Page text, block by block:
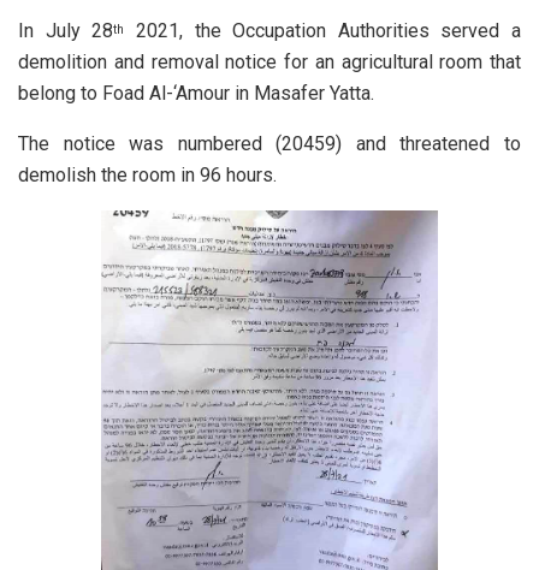
In July 28th
2021, the Occupation Authorities served a
demolition and removal notice for an agricultural room that
belong to Foad Al-‘Amour in Masafer Yatta.
The notice was numbered (20459) and threatened to
demolish the room in 96 hours.